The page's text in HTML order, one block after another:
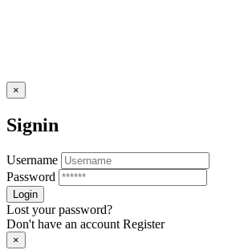
×
Signin
Username
Password
Lost your password?
Don't have an account Register
×